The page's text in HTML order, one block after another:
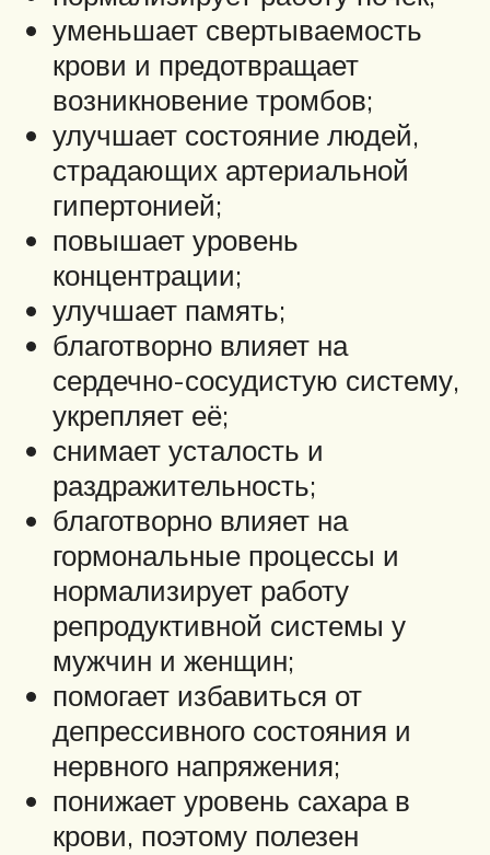
уменьшает свертываемость
крови и предотвращает
возникновение тромбов;
улучшает состояние людей,
страдающих артериальной
гипертонией;
повышает уровень
концентрации;
улучшает память;
благотворно влияет на
сердечно-сосудистую систему,
укрепляет её;
снимает усталость и
раздражительность;
благотворно влияет на
гормональные процессы и
нормализирует работу
репродуктивной системы у
мужчин и женщин;
помогает избавиться от
депрессивного состояния и
нервного напряжения;
понижает уровень сахара в
крови, поэтому полезен